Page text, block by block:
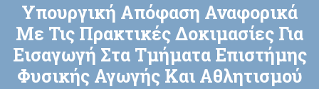
Υπουργική Απόφαση Αναφορικά
Με Τις Πρακτικές Δοκιμασίες Για
Εισαγωγή Στα Τμήματα Επιστήμης
Φυσικής Αγωγής Και Αθλητισμού